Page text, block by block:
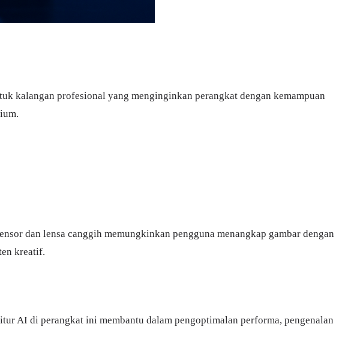
kalangan profesional yang menginginkan perangkat dengan kemampuan
dan lensa canggih memungkinkan pengguna menangkap gambar dengan
kreatif.
AI di perangkat ini membantu dalam pengoptimalan performa, pengenalan